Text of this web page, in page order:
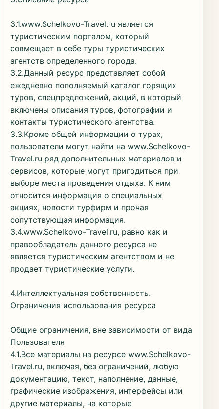
3.1.www.Schelkovo-Travel.ru является
туристическим порталом, который
совмещает в себе туры туристических
агентств определенного города.
3.2.Данный ресурс представляет собой
ежедневно пополняемый каталог горящих
туров, спецпредложений, акций, в который
включены описания туров, фотографии и
контакты туристического агентства.
3.3.Кроме общей информации о турах,
пользователи могут найти на www.Schelkovo-
Travel.ru ряд дополнительных материалов и
сервисов, которые могут пригодиться при
выборе места проведения отдыха. К ним
относится информация о специальных
акциях, новости турфирм и прочая
сопутствующая информация.
3.4.www.Schelkovo-Travel.ru, равно как и
правообладатель данного ресурса не
является туристическим агентством и не
продает туристические услуги.
4.Интеллектуальная собственность.
Ограничения использования ресурса
Общие ограничения, вне зависимости от вида
Пользователя
4.1.Все материалы на ресурсе www.Schelkovo-
Travel.ru, включая, без ограничений, любую
документацию, текст, наполнение, данные,
графические изображения, интерфейсы или
другие материалы, на которые